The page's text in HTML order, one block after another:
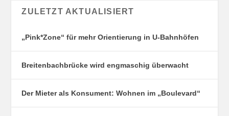
ZULETZT AKTUALISIERT
„Pink*Zone“ für mehr Orientierung in U-Bahnhöfen
Breitenbachbrücke wird engmaschig überwacht
Der Mieter als Konsument: Wohnen im „Boulevard“